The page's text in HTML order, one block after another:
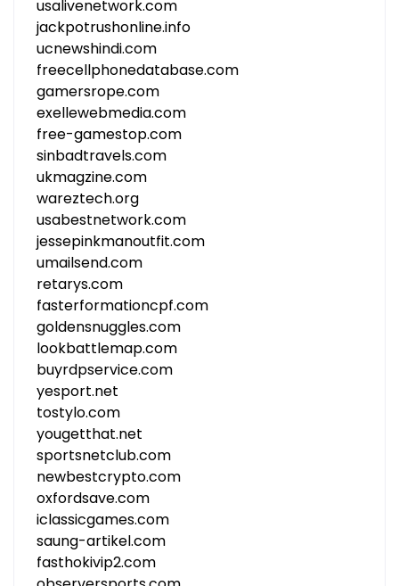
usalivenetwork.com
jackpotrushonline.info
ucnewshindi.com
freecellphonedatabase.com
gamersrope.com
exellewebmedia.com
free-gamestop.com
sinbadtravels.com
ukmagzine.com
wareztech.org
usabestnetwork.com
jessepinkmanoutfit.com
umailsend.com
retarys.com
fasterformationcpf.com
goldensnuggles.com
lookbattlemap.com
buyrdpservice.com
yesport.net
tostylo.com
yougetthat.net
sportsnetclub.com
newbestcrypto.com
oxfordsave.com
iclassicgames.com
saung-artikel.com
fasthokivip2.com